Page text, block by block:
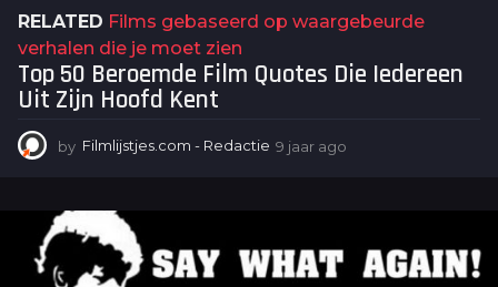
RELATED Films gebaseerd op waargebeurde
verhalen die je moet zien
Top 50 Beroemde Film Quotes Die Iedereen
Uit Zijn Hoofd Kent
by Filmlijstjes.com - Redactie 9 jaar ago